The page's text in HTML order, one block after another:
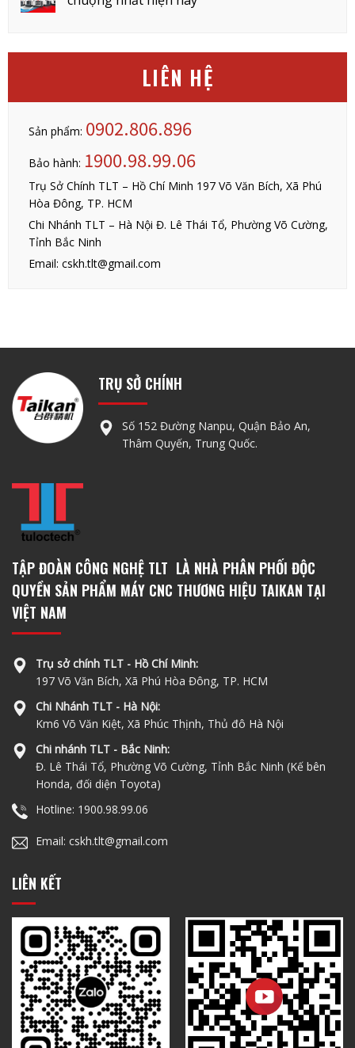
LIÊN HỆ
Sản phẩm: 0902.806.896
Bảo hành: 1900.98.99.06
Trụ Sở Chính TLT – Hồ Chí Minh 197 Võ Văn Bích, Xã Phú
Hòa Đông, TP. HCM
Chi Nhánh TLT – Hà Nội Đ. Lê Thái Tổ, Phường Võ Cường,
Tỉnh Bắc Ninh
Email: cskh.tlt@gmail.com
TRỤ SỞ CHÍNH
Số 152 Đường Nanpu, Quận Bảo An,
Thâm Quyến, Trung Quốc.
TẬP ĐOÀN CÔNG NGHỆ TLT LÀ NHÀ PHÂN PHỐI ĐỘC
QUYỀN SẢN PHẨM MÁY CNC THƯƠNG HIỆU TAIKAN TẠI
VIỆT NAM
Trụ sở chính TLT - Hồ Chí Minh:
197 Võ Văn Bích, Xã Phú Hòa Đông, TP. HCM
Chi Nhánh TLT - Hà Nội:
Km6 Võ Văn Kiệt, Xã Phúc Thịnh, Thủ đô Hà Nội
Chi nhánh TLT - Bắc Ninh:
Đ. Lê Thái Tổ, Phường Võ Cường, Tỉnh Bắc Ninh (Kế bên
Honda, đối diện Toyota)
Hotline: 1900.98.99.06
Email: cskh.tlt@gmail.com
LIÊN KẾT